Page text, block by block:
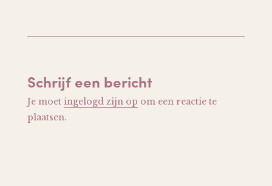
Schrijf een bericht
Je moet ingelogd zijn op om een reactie te
plaatsen.